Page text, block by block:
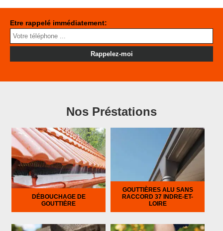
Etre rappelé immédiatement:
Nos Préstations
DÉBOUCHAGE DE
GOUTTIÈRE
GOUTTIÈRES ALU SANS
RACCORD 37 INDRE-ET-
LOIRE